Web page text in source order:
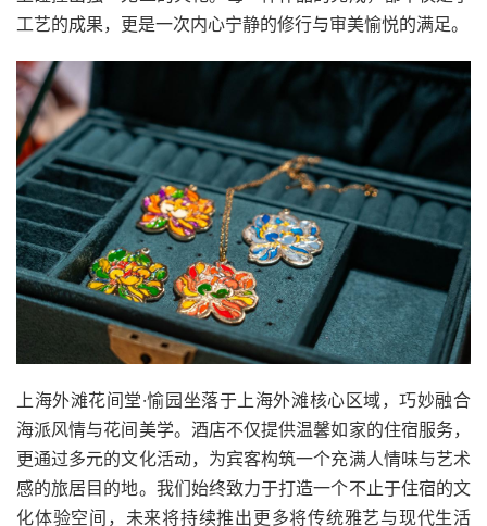
工艺的成果，更是一次内心宁静的修行与审美愉悦的满足。
上海外滩花间堂·愉园坐落于上海外滩核心区域，巧妙融合
海派风情与花间美学。酒店不仅提供温馨如家的住宿服务，
更通过多元的文化活动，为宾客构筑一个充满人情味与艺术
感的旅居目的地。我们始终致力于打造一个不止于住宿的文
化体验空间，未来将持续推出更多将传统雅艺与现代生活